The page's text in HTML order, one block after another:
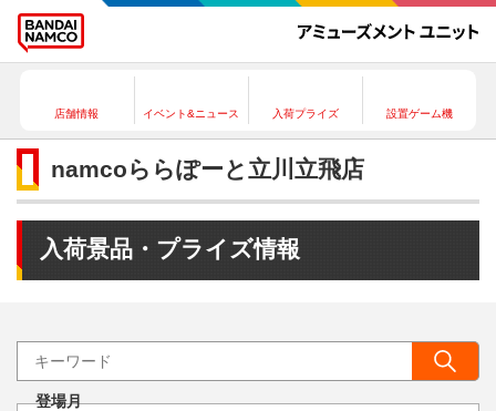
店舗情報 イベント&ニュース 入荷プライズ 設置ゲーム機
namcoららぽーと立川立飛店
入荷景品・プライズ情報
登場月